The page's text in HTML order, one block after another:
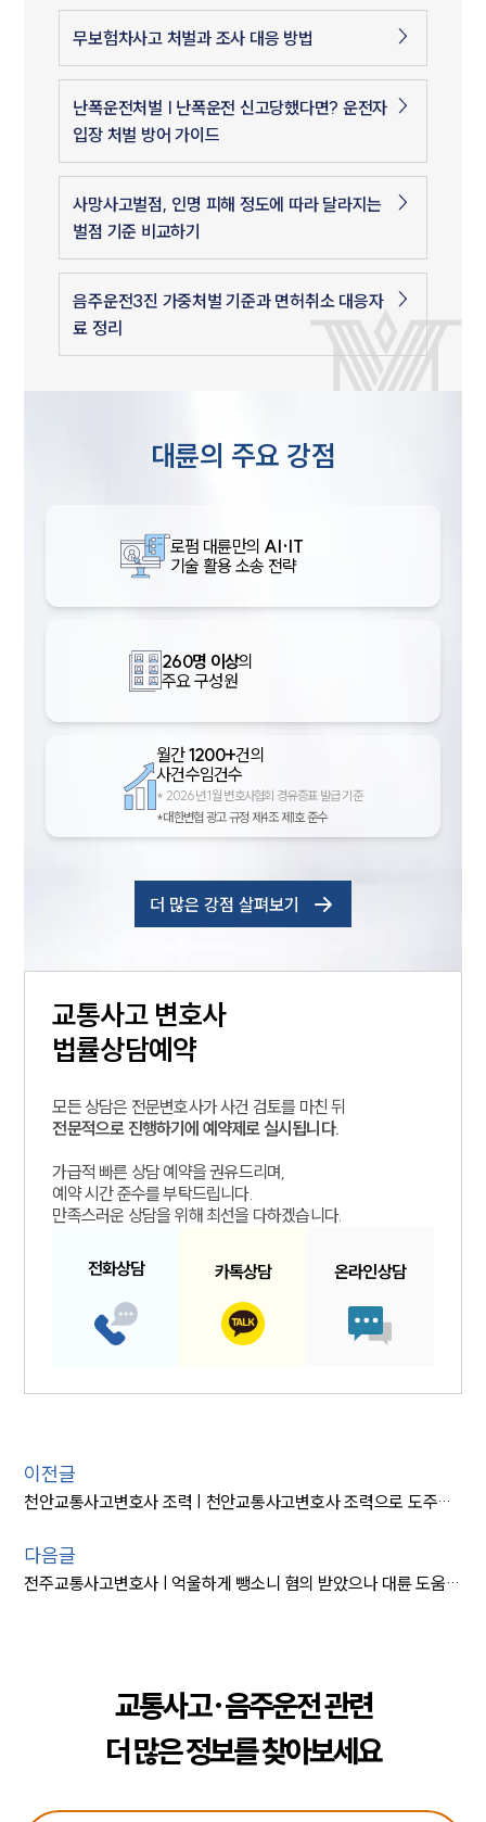
무보험차사고 처벌과 조사 대응 방법
난폭운전처벌 | 난폭운전 신고당했다면? 운전자
입장 처벌 방어 가이드
사망사고벌점, 인명 피해 정도에 따라 달라지는
벌점 기준 비교하기
음주운전3진 가중처벌 기준과 면허취소 대응자
료 정리
대륜의 주요 강점
로펌 대륜만의 AI·IT
기술 활용 소송 전략
260명 이상의
주요 구성원
월간1200+건의
사건수임건수
* 2026년 1월 변호사협회 경유증표 발급 기준
*대한변협 광고 규정 제4조 제1호 준수
더 많은 강점 살펴보기
교통사고변호사
법률상담예약
모든 상담은 전문변호사가 사건 검토를 마친 뒤
전문적으로 진행하기에 예약제로 실시됩니다.
가급적 빠른 상담 예약을 권유드리며,
예약 시간 준수를 부탁드립니다.
만족스러운 상담을 위해 최선을 다하겠습니다.
전화상담 카톡상담 온라인상담
이전글
천안교통사고변호사 조력 | 천안교통사고변호사 조력으로 도주치상 및 사고후미조치 벌금형 감형
다음글
전주교통사고변호사 | 억울하게 뺑소니 혐의 받았으나 대륜 도움으로 ‘불기소’ 받은 사례
교통사고·음주운전 관련
더 많은 정보를 찾아보세요